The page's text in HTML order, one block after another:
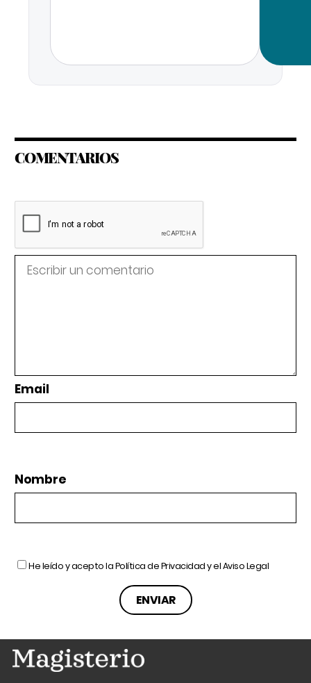
COMENTARIOS
Email
Nombre
He leído y acepto laPolítica de Privacidady elAviso Legal